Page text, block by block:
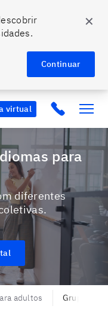
Continuar
✕
virtual Click to
adultos Grupos